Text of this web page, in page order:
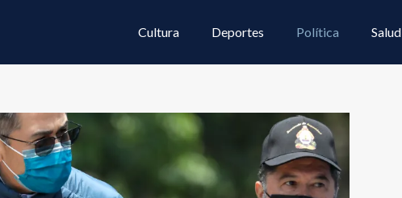
Cultura Deportes Política Salud